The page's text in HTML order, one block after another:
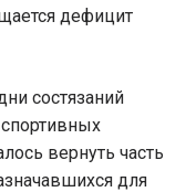
дефицит
состязаний
вернуть часть
для